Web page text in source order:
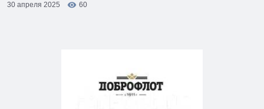
30 апреля 2025
60